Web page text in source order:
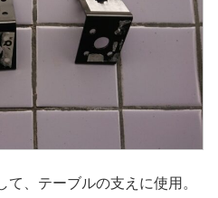
て、テーブルの支えに使用。